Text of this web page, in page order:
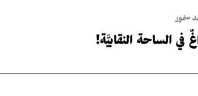
سمّور
في الساحة النقابيَّة!